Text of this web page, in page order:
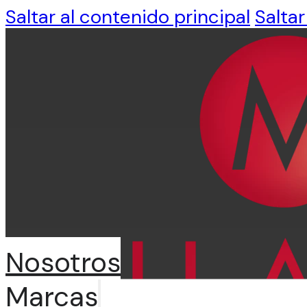
Saltar al contenido principal
Nosotros
Marcas